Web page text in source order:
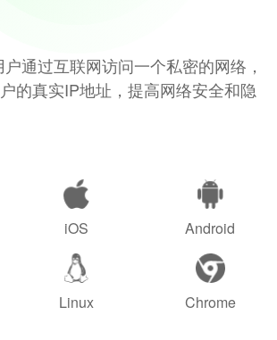
通过互联网访问一个私密的网络，
的真实IP地址，提高网络安全和隐
iOS Android
Linux Chrome